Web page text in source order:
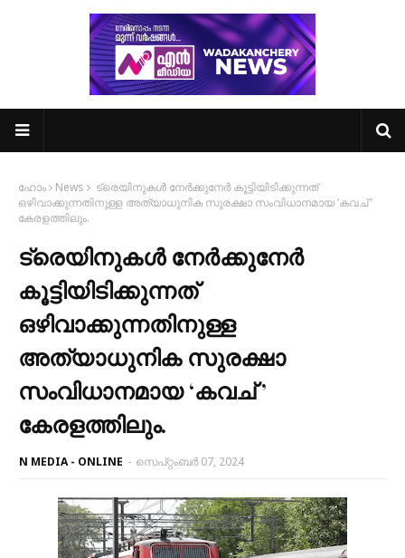
ഹോം News
ട്രെയിനുകൾ നേർക്കുനേർ കൂട്ടിയിടിക്കുന്നത്‌
ഒഴിവാക്കുന്നതിനുള്ള അത്യാധുനിക സുരക്ഷാ സംവിധാനമായ ‘കവച് ’
കേരളത്തിലും.
ട്രെയിനുകൾ നേർക്കുനേർ
കൂട്ടിയിടിക്കുന്നത്‌
ഒഴിവാക്കുന്നതിനുള്ള
അത്യാധുനിക സുരക്ഷാ
സംവിധാനമായ ‘കവച് ’
കേരളത്തിലും.
N MEDIA - ONLINE - സെപ്റ്റംബർ 07, 2024